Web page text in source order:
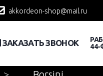
akkordeon-shop@mail.ru
ЗАКАЗАТЬ ЗВОНОК
44-